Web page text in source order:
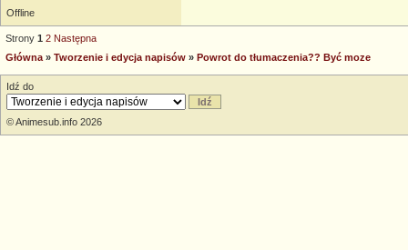
Offline
Strony 1 2 Następna
Główna » Tworzenie i edycja napisów » Powrot do tłumaczenia?? Być moze
Idź do
© Animesub.info 2026